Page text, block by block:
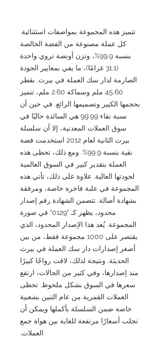
تتميز هذه المجموعة بمواصفات استثنائية.
كل عملة مصنوعة من الفضة الخالصة
بنسبة 99.9%، وتزن أونصة تروي واحدة
(31.1 غرامًا)، ما يفي بمعايير الجودة
الصارمة لدار سك العملة في بيرث. بقطر
45.60 ملم وسماكة 2.60 ملم، تتميز
بحجمها الكبير وتصميمها الرائع. في حين أن
نسبة نقاء 99.99 هي السائدة حاليًا في
سوق العملات المعدنية، إلا أن سلسلة
بيرث الثانية لعام 2012 استخدمت فضة
نقية بنسبة 99.9%. ومع ذلك، تحظى هذه
العملة بتقدير كبير في السوق العالمية
لجودتها العالية. علاوة على ذلك، تأتي هذه
المجموعة في علبة فاخرة خاصة، ومرفقة
بشهادة أصالة. تتضمن الشهادة رقم إصدار
محدود، يظهر كـ "0129" في صورة
المجموعة. يُعد هذا الإصدار المحدود، الذي
يقتصر على 1000 مجموعة فقط، من بين
أصغر إصدارات دار سك العملة في بيرث
الحديثة. ونتيجة لذلك، لاقت رواجًا كبيرًا
منذ إصدارها، وفي كثير من الحالات، ارتفع
سعرها في السوق بشكل ملحوظ. تحظى
العملات القمرية من عام التنين بشعبية
خاصة ضمن السلسلة بأكملها ويمكن أن
تجلب أسعارًا مرتفعة للغاية بين هواة جمع
العملات.